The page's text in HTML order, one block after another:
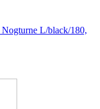
L/black/180,